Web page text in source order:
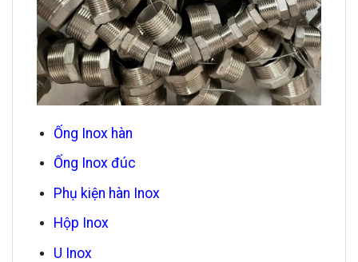
Ống Inox hàn
Ống Inox đúc
Phụ kiện hàn Inox
Hộp Inox
U Inox